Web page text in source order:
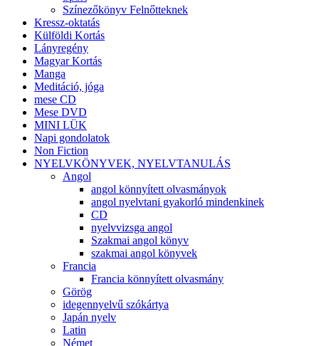
Színezőkönyv Felnőtteknek
Kressz-oktatás
Külföldi Kortás
Lányregény
Magyar Kortás
Manga
Meditáció, jóga
mese CD
Mese DVD
MINI LÜK
Napi gondolatok
Non Fiction
NYELVKÖNYVEK, NYELVTANULÁS
Angol
angol könnyített olvasmányok
angol nyelvtani gyakorló mindenkinek
CD
nyelvvizsga angol
Szakmai angol könyv
szakmai angol könyvek
Francia
Francia könnyített olvasmány
Görög
idegennyelvű szókártya
Japán nyelv
Latin
Német